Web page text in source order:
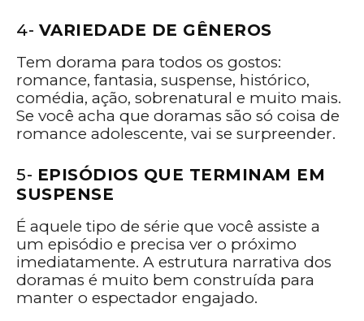
4- VARIEDADE DE GÊNEROS
Tem dorama para todos os gostos:
romance, fantasia, suspense, histórico,
comédia, ação, sobrenatural e muito mais.
Se você acha que doramas são só coisa de
romance adolescente, vai se surpreender.
5- EPISÓDIOS QUE TERMINAM EM
SUSPENSE
É aquele tipo de série que você assiste a
um episódio e precisa ver o próximo
imediatamente. A estrutura narrativa dos
doramas é muito bem construída para
manter o espectador engajado.